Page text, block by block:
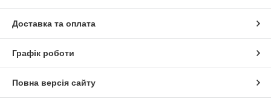
Доставка та оплата
Графік роботи
Повна версія сайту